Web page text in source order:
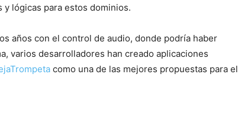
lógicas para estos dominios.
años con el control de audio, donde podría haber
varios desarrolladores han creado aplicaciones
como una de las mejores propuestas para el